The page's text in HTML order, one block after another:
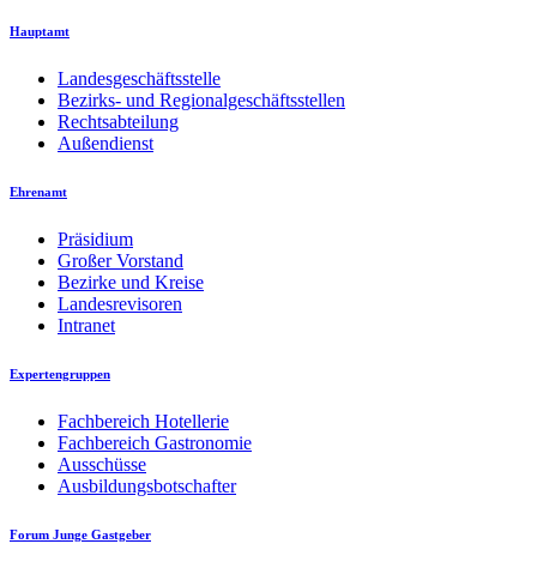
Hauptamt
Landesgeschäftsstelle
Bezirks- und Regionalgeschäftsstellen
Rechtsabteilung
Außendienst
Ehrenamt
Präsidium
Großer Vorstand
Bezirke und Kreise
Landesrevisoren
Intranet
Expertengruppen
Fachbereich Hotellerie
Fachbereich Gastronomie
Ausschüsse
Ausbildungsbotschafter
Forum Junge Gastgeber